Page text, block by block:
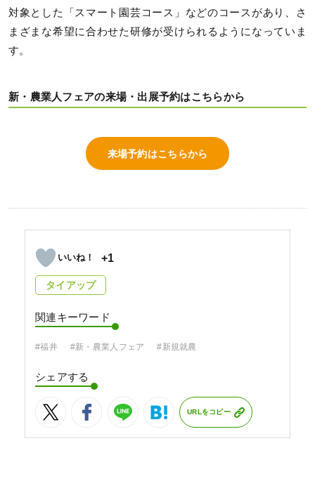
対象とした「スマート園芸コース」などのコースがあり、さ
まざまな希望に合わせた研修が受けられるようになっていま
す。
新・農業人フェアの来場・出展予約はこちらから
来場予約はこちらから
+1
タイアップ
関連キーワード
#福井 #新・農業人フェア #新規就農
シェアする
URLをコピー